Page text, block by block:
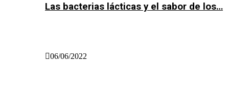
Las bacterias lácticas y el sabor de los…
06/06/2022